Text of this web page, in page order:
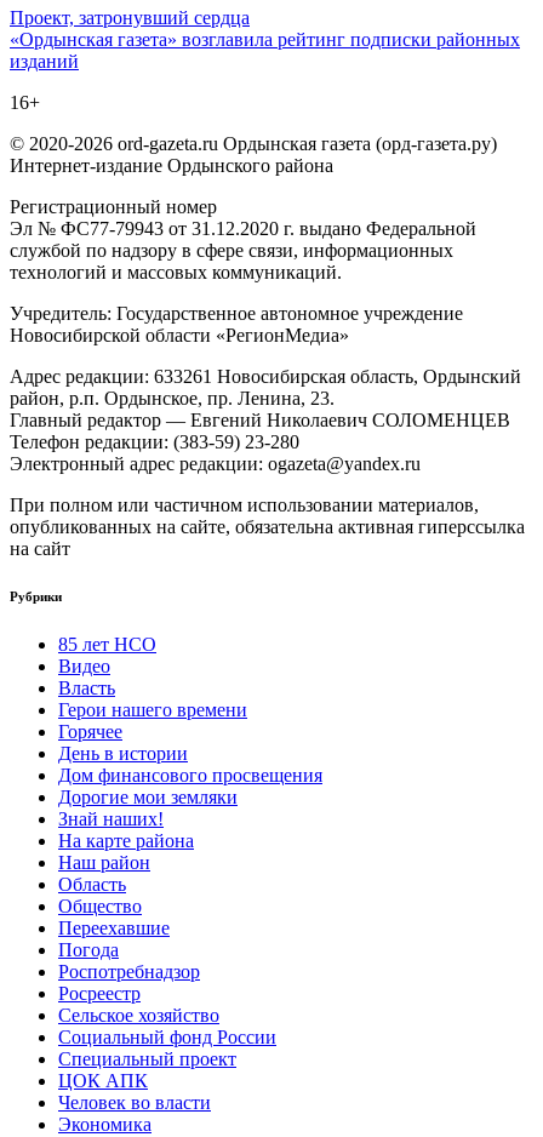
Навигация
по
Проект, затронувший сердца
«Ордынская газета» возглавила рейтинг подписки районных
изданий
16+
© 2020-2026 ord-gazeta.ru Ордынская газета (орд-газета.ру)
Интернет-издание Ордынского района
Регистрационный номер
Эл № ФС77-79943 от 31.12.2020 г. выдано Федеральной
службой по надзору в сфере связи, информационных
технологий и массовых коммуникаций.
Учредитель: Государственное автономное учреждение
Новосибирской области «РегионМедиа»
Адрес редакции: 633261 Новосибирская область, Ордынский
район, р.п. Ордынское, пр. Ленина, 23.
Главный редактор — Евгений Николаевич СОЛОМЕНЦЕВ
Телефон редакции: (383-59) 23-280
Электронный адрес редакции: ogazeta@yandex.ru
При полном или частичном использовании материалов,
опубликованных на сайте, обязательна активная гиперссылка
на сайт
Рубрики
85 лет НСО
Видео
Власть
Герои нашего времени
Горячее
День в истории
Дом финансового просвещения
Дорогие мои земляки
Знай наших!
На карте района
Наш район
Область
Общество
Переехавшие
Погода
Роспотребнадзор
Росреестр
Сельское хозяйство
Социальный фонд России
Специальный проект
ЦОК АПК
Человек во власти
Экономика